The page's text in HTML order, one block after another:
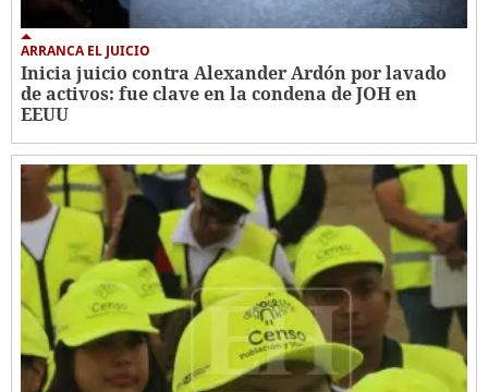
ARRANCA EL JUICIO
Inicia juicio contra Alexander Ardón por lavado
de activos: fue clave en la condena de JOH en
EEUU